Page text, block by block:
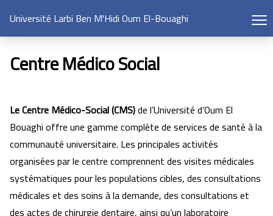
Université Larbi Ben M'Hidi Oum El-Bouaghi
Centre Médico Social
Le Centre Médico-Social(CMS)de l’Université d’Oum El
Bouaghi offre une gamme complète de services de santé à la
communauté universitaire. Les principales activités
organisées par le centre comprennent des visites médicales
systématiques pour les populations cibles, des consultations
médicales et des soins à la demande, des consultations et
des actes de chirurgie dentaire, ainsi qu’un laboratoire